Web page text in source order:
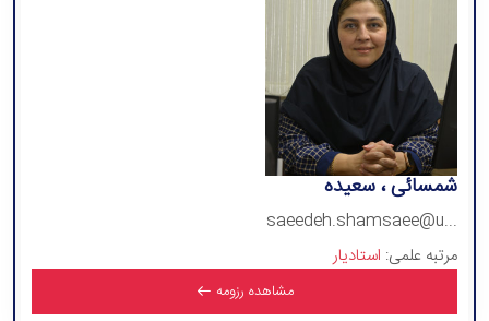
شمسائی ، سعیده
saeedeh.shamsaee@u...
مرتبه علمی: استادیار
مشاهده رزومه